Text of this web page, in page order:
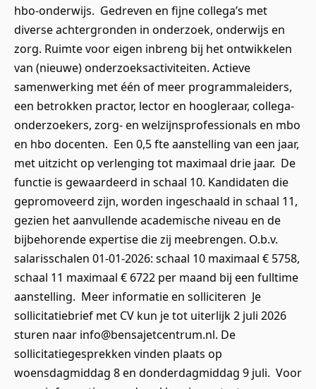
hbo-onderwijs. Gedreven en fijne collega’s met
diverse achtergronden in onderzoek, onderwijs en
zorg. Ruimte voor eigen inbreng bij het ontwikkelen
van (nieuwe) onderzoeksactiviteiten. Actieve
samenwerking met één of meer programmaleiders,
een betrokken practor, lector en hoogleraar, collega-
onderzoekers, zorg- en welzijnsprofessionals en mbo
en hbo docenten. Een 0,5 fte aanstelling van een jaar,
met uitzicht op verlenging tot maximaal drie jaar. De
functie is gewaardeerd in schaal 10. Kandidaten die
gepromoveerd zijn, worden ingeschaald in schaal 11,
gezien het aanvullende academische niveau en de
bijbehorende expertise die zij meebrengen. O.b.v.
salarisschalen 01-01-2026: schaal 10 maximaal € 5758,
schaal 11 maximaal € 6722 per maand bij een fulltime
aanstelling. Meer informatie en solliciteren Je
sollicitatiebrief met CV kun je tot uiterlijk 2 juli 2026
sturen naar info@bensajetcentrum.nl. De
sollicitatiegesprekken vinden plaats op
woensdagmiddag 8 en donderdagmiddag 9 juli. Voor